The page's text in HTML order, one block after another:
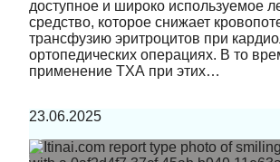
доступное и широко используемое
средство, которое снижает
трансфузию эритроцитов при
ортопедических операциях. В то
применение ТХА при этих…
23.06.2025